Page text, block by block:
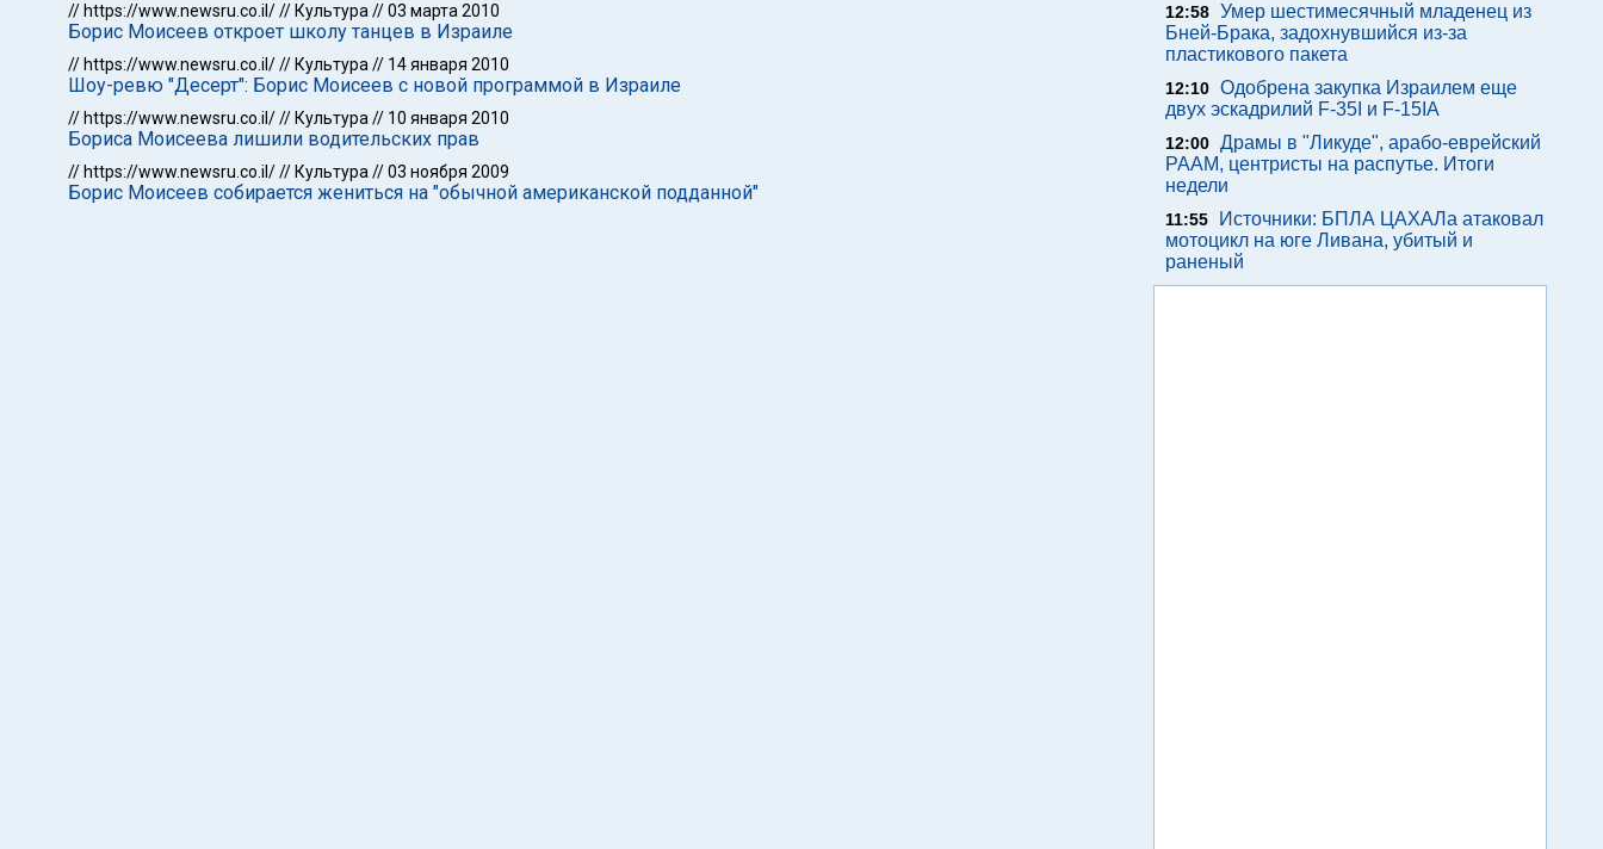
// https://www.newsru.co.il/// Культура //03 марта 2010
Борис Моисеев откроет школу танцев в Израиле
// https://www.newsru.co.il/// Культура // 14 января 2010
Шоу-ревю "Десерт": Борис Моисеев с новой программой в Израиле
// https://www.newsru.co.il/// Культура // 10 января 2010
Бориса Моисеева лишили водительских прав
// https://www.newsru.co.il/// Культура //03 ноября 2009
Борис Моисеев собирается жениться на "обычной американской подданной"
12:58 Умер шестимесячный младенец из
Бней-Брака, задохнувшийся из-за
пластикового пакета
12:10 Одобрена закупка Израилем еще
двух эскадрилий F-35I и F-15IA
12:00 Драмы в "Ликуде", арабо-еврейский
РААМ, центристы на распутье. Итоги
недели
11:55
Источники: БПЛА ЦАХАЛа атаковал
мотоцикл на юге Ливана, убитый и
раненый